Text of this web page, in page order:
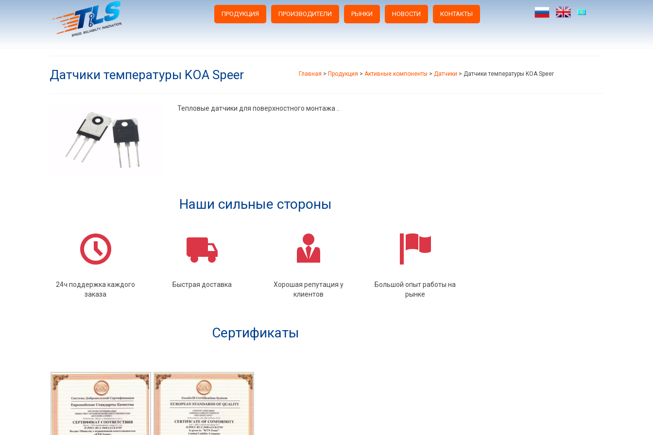
ПРОДУКЦИЯ ПРОИЗВОДИТЕЛИ РЫНКИ НОВОСТИ КОНТАКТЫ
Датчики температуры KOA Speer Главная > Продукция > Активные компоненты > Датчики > Датчики температуры KOA Speer
Тепловые датчики для поверхностного монтажа ..
Наши сильные стороны
24ч поддержка каждого
заказа
Быстрая доставка
Хорошая репутация у
клиентов
Большой опыт работы на
рынке
Сертификаты